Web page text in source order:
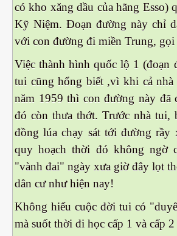
có kho xăng dầu của hãng
Kỹ Niệm. Đoạn đường này chỉ
với con đường đi miền Trung, gọi
Việc thành hình quốc lộ 1 (đoạn
tui cũng hổng biết ,vì khi cả
năm 1959 thì con đường này đã
đó còn thưa thớt. Trước nhà tui,
đồng lúa chạy sát tới đường rầy
quy hoạch thời đó không ngờ
"vành đai" ngày xưa giờ đây lọt
dân cư như hiện nay!
Không hiểu cuộc đời tui có
mà suốt thời đi học cấp 1 và cấp